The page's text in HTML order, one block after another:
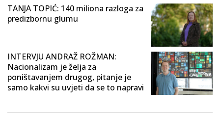
TANJA TOPIĆ: 140 miliona razloga za
predizbornu glumu
INTERVJU ANDRAŽ ROŽMAN:
Nacionalizam je želja za
poništavanjem drugog, pitanje je
samo kakvi su uvjeti da se to napravi